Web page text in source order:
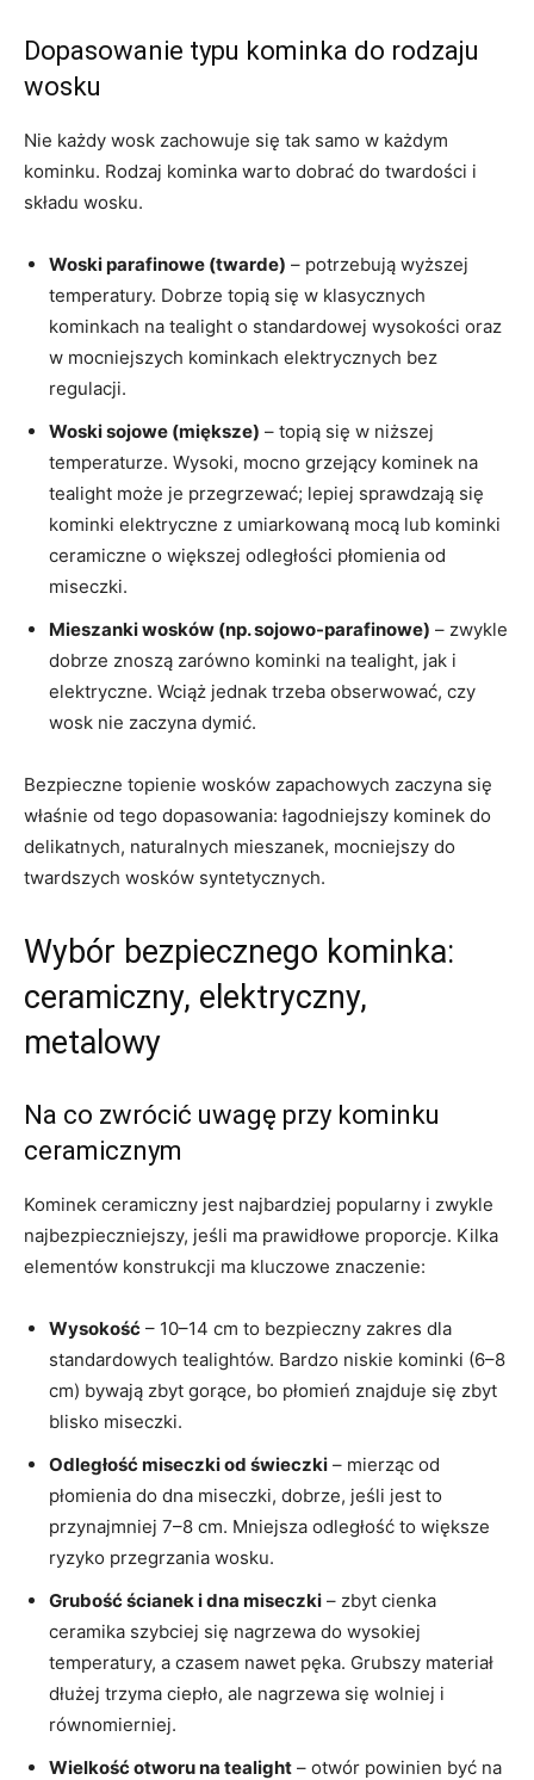
Dopasowanie typu kominka do rodzaju
wosku
Nie każdy wosk zachowuje się tak samo w każdym
kominku. Rodzaj kominka warto dobrać do twardości i
składu wosku.
Woski parafinowe (twarde) – potrzebują wyższej
temperatury. Dobrze topią się w klasycznych
kominkach na tealight o standardowej wysokości oraz
w mocniejszych kominkach elektrycznych bez
regulacji.
Woski sojowe (miększe) – topią się w niższej
temperaturze. Wysoki, mocno grzejący kominek na
tealight może je przegrzewać; lepiej sprawdzają się
kominki elektryczne z umiarkowaną mocą lub kominki
ceramiczne o większej odległości płomienia od
miseczki.
Mieszanki wosków (np. sojowo-parafinowe) – zwykle
dobrze znoszą zarówno kominki na tealight, jak i
elektryczne. Wciąż jednak trzeba obserwować, czy
wosk nie zaczyna dymić.
Bezpieczne topienie wosków zapachowych zaczyna się
właśnie od tego dopasowania: łagodniejszy kominek do
delikatnych, naturalnych mieszanek, mocniejszy do
twardszych wosków syntetycznych.
Wybór bezpiecznego kominka:
ceramiczny, elektryczny,
metalowy
Na co zwrócić uwagę przy kominku
ceramicznym
Kominek ceramiczny jest najbardziej popularny i zwykle
najbezpieczniejszy, jeśli ma prawidłowe proporcje. Kilka
elementów konstrukcji ma kluczowe znaczenie:
Wysokość – 10–14 cm to bezpieczny zakres dla
standardowych tealightów. Bardzo niskie kominki (6–8
cm) bywają zbyt gorące, bo płomień znajduje się zbyt
blisko miseczki.
Odległość miseczki od świeczki – mierząc od
płomienia do dna miseczki, dobrze, jeśli jest to
przynajmniej 7–8 cm. Mniejsza odległość to większe
ryzyko przegrzania wosku.
Grubość ścianek i dna miseczki – zbyt cienka
ceramika szybciej się nagrzewa do wysokiej
temperatury, a czasem nawet pęka. Grubszy materiał
dłużej trzyma ciepło, ale nagrzewa się wolniej i
równomierniej.
Wielkość otworu na tealight – otwór powinien być na